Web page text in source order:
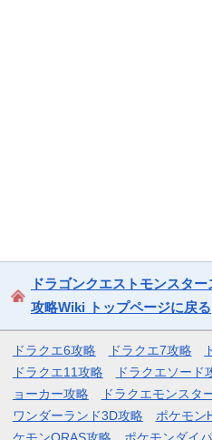
ドラゴンクエストモンスタ
攻略Wiki トップページに戻る
ドラクエ6攻略 ドラクエ7攻略
ドラクエ11攻略
ドラクエソード
ョーカー攻略
ドラクエモンスタ
ワンダーランド3D攻略
ポケモン